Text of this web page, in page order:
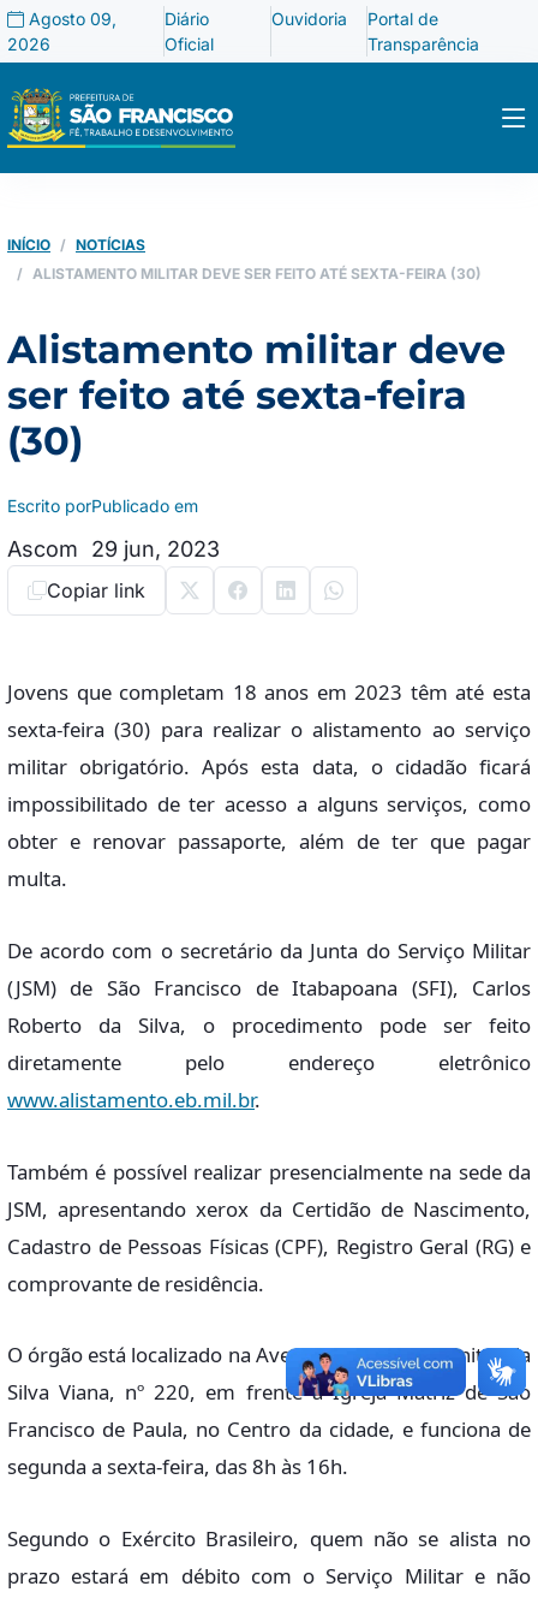
Agosto 09,
2026
Diário
Oficial
Ouvidoria
Portal de
Transparência
INÍCIO
NOTÍCIAS
ALISTAMENTO MILITAR DEVE SER FEITO ATÉ SEXTA-FEIRA (30)
Alistamento militar deve
ser feito até sexta-feira
(30)
Escrito por
Ascom
Publicado em
29 jun, 2023
Copiar link
Jovens que completam 18 anos em 2023 têm até esta
sexta-feira (30) para realizar o alistamento ao serviço
militar obrigatório. Após esta data, o cidadão ficará
impossibilitado de ter acesso a alguns serviços, como
obter e renovar passaporte, além de ter que pagar
multa.
De acordo com o secretário da Junta do Serviço Militar
(JSM) de São Francisco de Itabapoana (SFI), Carlos
Roberto da Silva, o procedimento pode ser feito
diretamente pelo endereço eletrônico
www.alistamento.eb.mil.br.
Também é possível realizar presencialmente na sede da
JSM, apresentando xerox da Certidão de Nascimento,
Cadastro de Pessoas Físicas (CPF), Registro Geral (RG) e
comprovante de residência.
O órgão está localizado na Avenida Vereador Edenites da
Silva Viana, nº 220, em frente à Igreja Matriz de São
Francisco de Paula, no Centro da cidade, e funciona de
segunda a sexta-feira, das 8h às 16h.
Segundo o Exército Brasileiro, quem não se alista no
prazo estará em débito com o Serviço Militar e não